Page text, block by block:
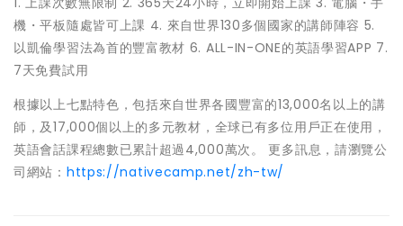
機・平板隨處皆可上課 4. 來自世界130多個國家的講師陣容 5.
以凱倫學習法為首的豐富教材 6. ALL-IN-ONE的英語學習APP 7.
7天免費試用
根據以上七點特色，包括來自世界各國豐富的13,000名以上的講
師，及17,000個以上的多元教材，全球已有多位用戶正在使用，
英語會話課程總數已累計超過4,000萬次。 更多訊息，請瀏覽公
司網站： https://nativecamp.net/zh-tw/